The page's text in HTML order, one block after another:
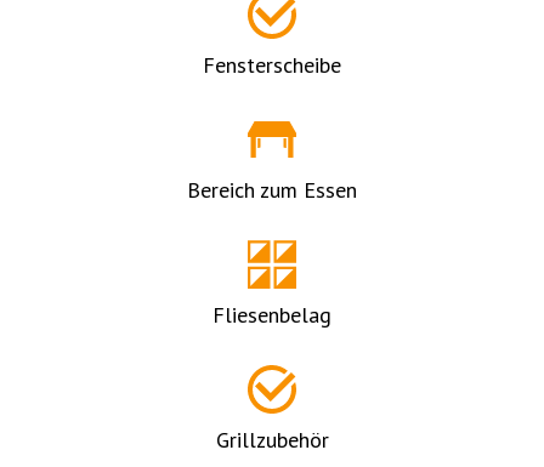
Fensterscheibe
Bereich zum Essen
Fliesenbelag
Grillzubehör